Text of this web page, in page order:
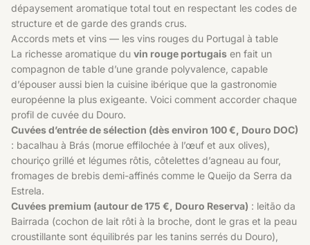
dépaysement aromatique total tout en respectant les codes de
structure et de garde des grands crus.
Accords mets et vins — les vins rouges du Portugal à table
La richesse aromatique du vin rouge portugais en fait un
compagnon de table d’une grande polyvalence, capable
d’épouser aussi bien la cuisine ibérique que la gastronomie
européenne la plus exigeante. Voici comment accorder chaque
profil de cuvée du Douro.
Cuvées d’entrée de sélection (dès environ 100 €, Douro DOC)
: bacalhau à Brás (morue effilochée à l’œuf et aux olives),
chouriço grillé et légumes rôtis, côtelettes d’agneau au four,
fromages de brebis demi-affinés comme le Queijo da Serra da
Estrela.
Cuvées premium (autour de 175 €, Douro Reserva) : leitão da
Bairrada (cochon de lait rôti à la broche, dont le gras et la peau
croustillante sont équilibrés par les tanins serrés du Douro),